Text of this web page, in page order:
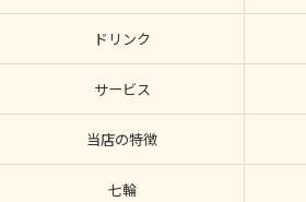
ドリンク
サービス
当店の特徴
七輪